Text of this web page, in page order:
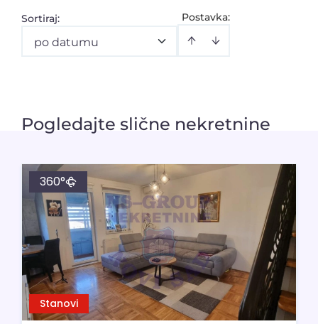
Postavka:
Sortiraj:
po datumu
Pogledajte slične nekretnine
Stanovi
360°